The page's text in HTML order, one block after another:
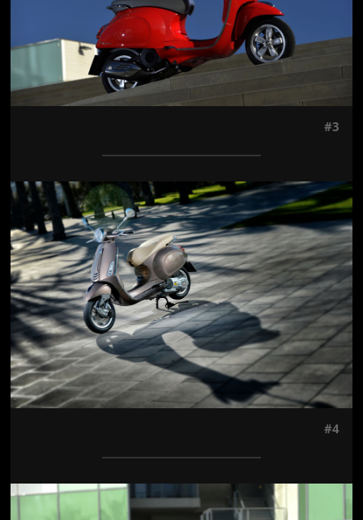
#3
Jön még kép!
#4
Jön még kép!